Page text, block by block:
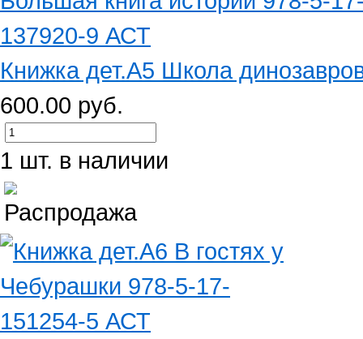
Книжка дет.А5 Школа
600.00 руб.
1 шт. в наличии